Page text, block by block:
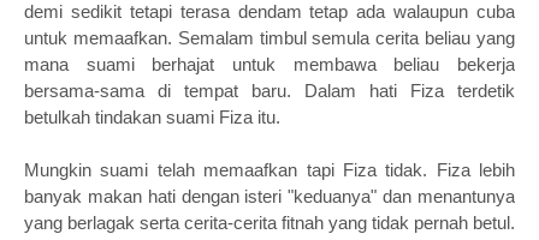
demi sedikit tetapi terasa dendam tetap ada walaupun cuba
untuk memaafkan. Semalam timbul semula cerita beliau yang
mana suami berhajat untuk membawa beliau bekerja
bersama-sama di tempat baru. Dalam hati Fiza terdetik
betulkah tindakan suami Fiza itu.
Mungkin suami telah memaafkan tapi Fiza tidak. Fiza lebih
banyak makan hati dengan isteri "keduanya" dan menantunya
yang berlagak serta cerita-cerita fitnah yang tidak pernah betul.